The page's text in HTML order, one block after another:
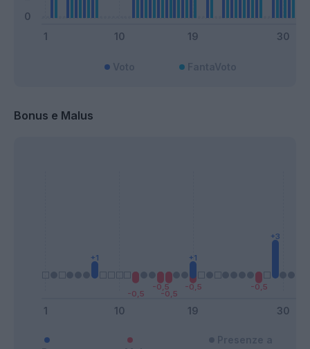
Bonus e Malus